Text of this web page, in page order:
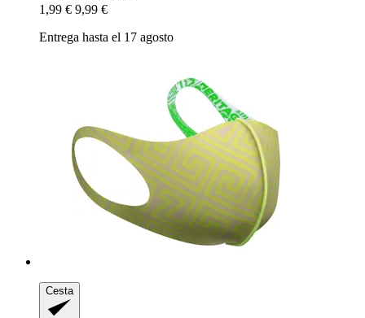
1,99 € 9,99 €
Entrega hasta el 17 agosto
Cesta